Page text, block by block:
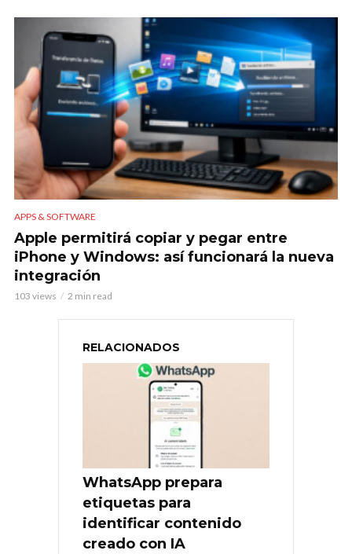
APPS & SOFTWARE
Apple permitirá copiar y pegar entre
iPhone y Windows: así funcionará la nueva
integración
103 views 2 min read
RELACIONADOS
WhatsApp prepara
etiquetas para
identificar contenido
creado con IA